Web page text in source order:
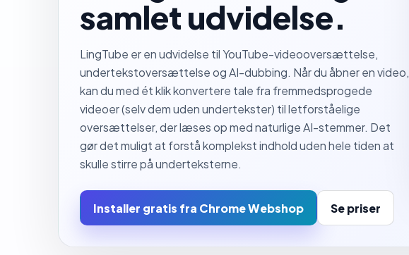
samlet udvidelse.
LingTube er en udvidelse til YouTube-videooversættelse,
undertekstoversættelse og AI-dubbing. Når du åbner en video,
kan du med ét klik konvertere tale fra fremmedsprogede
videoer (selv dem uden undertekster) til letforståelige
oversættelser, der læses op med naturlige AI-stemmer. Det
gør det muligt at forstå komplekst indhold uden hele tiden at
skulle stirre på underteksterne.
Installer gratis fra Chrome Webshop Se priser